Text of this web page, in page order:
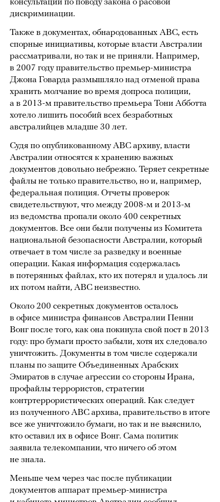
консультаций по поводу закона о расовой
дискриминации.
Также в документах, обнародованных ABC, есть
спорные инициативы, которые власти Австралии
рассматривали, но так и не приняли. Например,
в 2007 году правительство премьер-министра
Джона Говарда размышляло над отменой права
хранить молчание во время допроса полиции,
а в 2013-м правительство премьера Тони Абботта
хотело лишить пособий всех безработных
австралийцев младше 30 лет.
Судя по опубликованному ABC архиву, власти
Австралии относятся к хранению важных
документов довольно небрежно. Теряет секретные
файлы не только правительство, но и, например,
федеральная полиция. Отчеты проверок
свидетельствуют, что между 2008-м и 2013-м
из ведомства пропали около 400 секретных
документов. Все они были получены из Комитета
национальной безопасности Австралии, который
отвечает в том числе за разведку и военные
операции. Какая информация содержалась
в потерянных файлах, кто их потерял и удалось ли
их потом найти, ABC неизвестно.
Около 200 секретных документов осталось
в офисе министра финансов Австралии Пенни
Вонг после того, как она покинула свой пост в 2013
году: про бумаги просто забыли, хотя их следовало
уничтожить. Документы в том числе содержали
планы по защите Объединенных Арабских
Эмиратов в случае агрессии со стороны Ирана,
профайлы террористов, стратегии
контртеррористических операций. Как следует
из полученного ABC архива, правительство в итоге
все же уничтожило бумаги, но так и не выяснило,
кто оставил их в офисе Вонг. Сама политик
заявила телекомпании, что ничего об этом
не знала.
Меньше чем через час после публикации
документов аппарат премьер-министра